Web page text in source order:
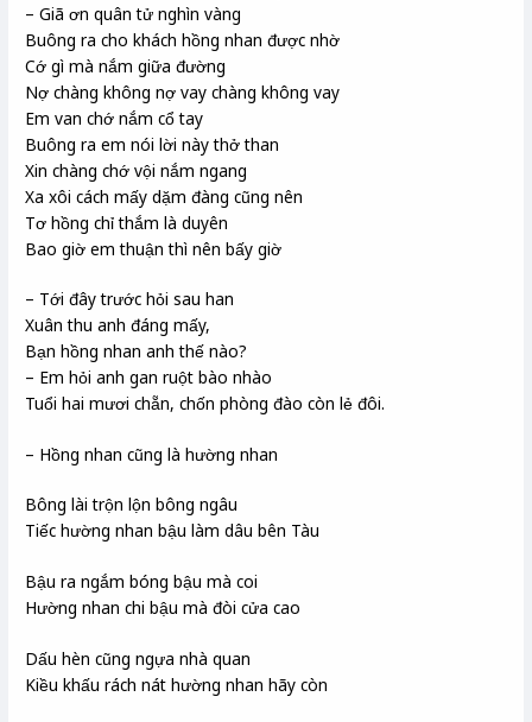
– Giã ơn quân tử nghìn vàng
Buông ra cho khách hồng nhan được nhờ
Cớ gì mà nắm giữa đường
Nợ chàng không nợ vay chàng không vay
Em van chớ nắm cổ tay
Buông ra em nói lời này thở than
Xin chàng chớ vội nắm ngang
Xa xôi cách mấy dặm đàng cũng nên
Tơ hồng chỉ thắm là duyên
Bao giờ em thuận thì nên bấy giờ
– Tới đây trước hỏi sau han
Xuân thu anh đáng mấy,
Bạn hồng nhan anh thế nào?
– Em hỏi anh gan ruột bào nhào
Tuổi hai mươi chẵn, chốn phòng đào còn lẻ đôi.
– Hồng nhan cũng là hường nhan
Bông lài trộn lộn bông ngâu
Tiếc hường nhan bậu làm dâu bên Tàu
Bậu ra ngắm bóng bậu mà coi
Hường nhan chi bậu mà đòi cửa cao
Dấu hèn cũng ngựa nhà quan
Kiều khấu rách nát hường nhan hãy còn